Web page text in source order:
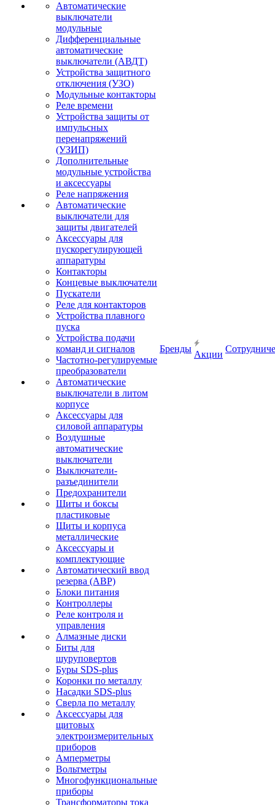
Автоматические
выключатели
модульные
Дифференциальные
автоматические
выключатели (АВДТ)
Устройства защитного
отключения (УЗО)
Модульные контакторы
Реле времени
Устройства защиты от
импульсных
перенапряжений
(УЗИП)
Дополнительные
модульные устройства
и аксессуары
Реле напряжения
Автоматические
выключатели для
защиты двигателей
Аксессуары для
пускорегулирующей
аппаратуры
Контакторы
Концевые выключатели
Пускатели
Реле для контакторов
Устройства плавного
пуска
Устройства подачи
команд и сигналов
Частотно-регулируемые
преобразователи
Автоматические
выключатели в литом
корпусе
Аксессуары для
силовой аппаратуры
Воздушные
автоматические
выключатели
Выключатели-
разъединители
Предохранители
Щиты и боксы
пластиковые
Щиты и корпуса
металлические
Аксессуары и
комплектующие
Автоматический ввод
резерва (АВР)
Блоки питания
Контроллеры
Реле контроля и
управления
Алмазные диски
Биты для
шуруповертов
Буры SDS-plus
Коронки по металлу
Насадки SDS-plus
Сверла по металлу
Аксессуары для
щитовых
электроизмерительных
приборов
Амперметры
Вольтметры
Многофункциональные
приборы
Трансформаторы тока
Бренды
Акции